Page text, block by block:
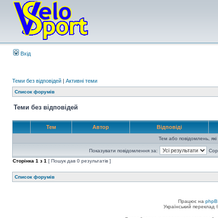
Вхід
Теми без відповідей | Активні теми
Список форумів
Теми без відповідей
Тем Автор Відповіді
Тем або повідомлень,
Показувати повідомлення за:
Сторінка 1 з 1 [ Пошук дав 0 результатів ]
Список форумів
Працює на
Український